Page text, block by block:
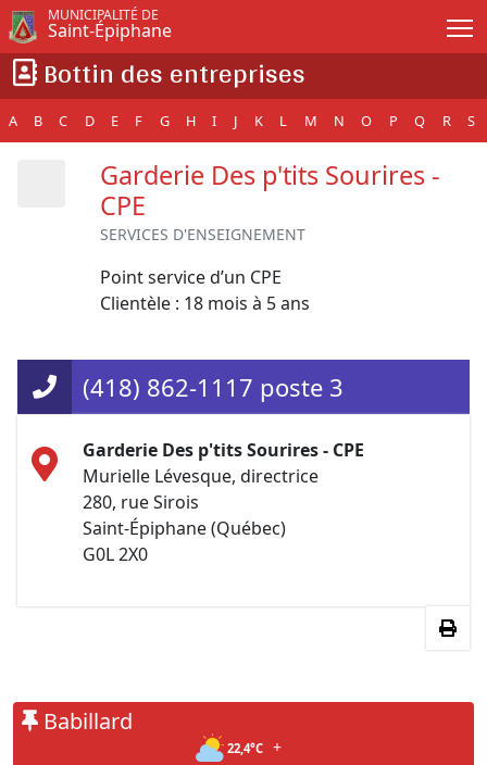
Passer au contenu principal
MUNICIPALITÉ DE
Saint-Épiphane
Bottin des entreprises
A B C D E F G H I J K L M N O P Q R S
Garderie Des p'tits Sourires -
CPE
SERVICES D'ENSEIGNEMENT
Point service d’un CPE
Clientèle : 18 mois à 5 ans
(418) 862-1117 poste 3
Garderie Des p'tits Sourires - CPE
Murielle Lévesque, directrice
280, rue Sirois
Saint-Épiphane (Québec)
G0L 2X0
Babillard
22,4°C +